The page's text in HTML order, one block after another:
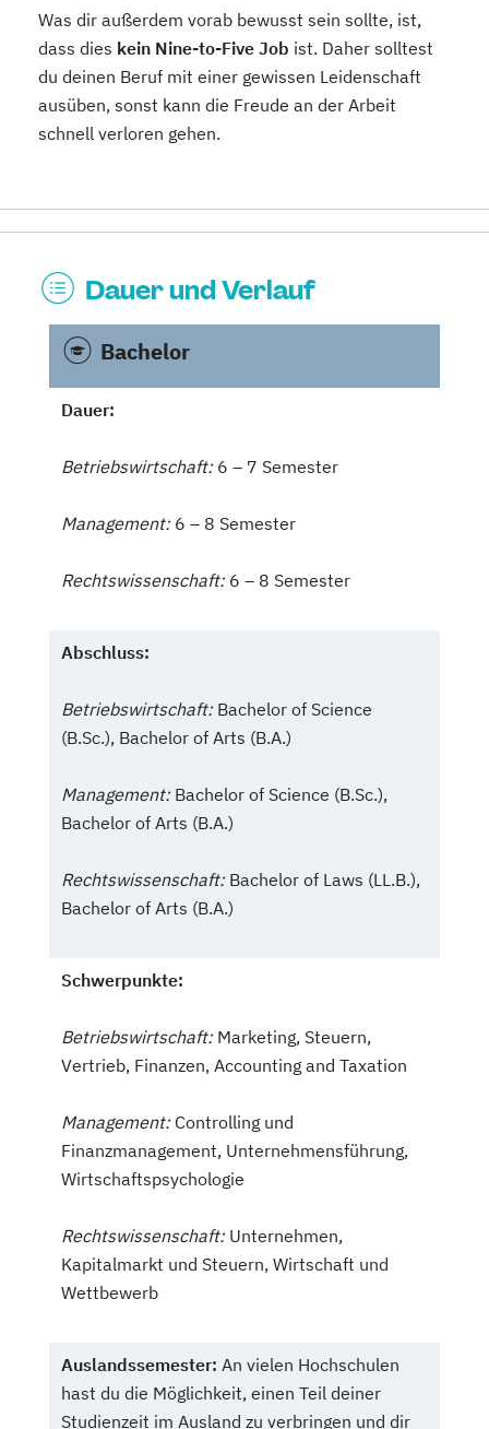
Was dir außerdem vorab bewusst sein sollte, ist,
dass dies kein Nine-to-Five Job ist. Daher solltest
du deinen Beruf mit einer gewissen Leidenschaft
ausüben, sonst kann die Freude an der Arbeit
schnell verloren gehen.
Dauer und Verlauf
Bachelor
Dauer:
Betriebswirtschaft:6 – 7 Semester
Management:6 – 8 Semester
Rechtswissenschaft:6 – 8 Semester
Abschluss:
Betriebswirtschaft:Bachelor of Science
(B.Sc.), Bachelor of Arts (B.A.)
Management:Bachelor of Science (B.Sc.),
Bachelor of Arts (B.A.)
Rechtswissenschaft:Bachelor of Laws (LL.B.),
Bachelor of Arts (B.A.)
Schwerpunkte:
Betriebswirtschaft:Marketing, Steuern,
Vertrieb, Finanzen, Accounting and Taxation
Management: Controlling und
Finanzmanagement, Unternehmensführung,
Wirtschaftspsychologie
Rechtswissenschaft: Unternehmen,
Kapitalmarkt und Steuern, Wirtschaft und
Wettbewerb
Auslandssemester: An vielen Hochschulen
hast du die Möglichkeit, einen Teil deiner
Studienzeit im Ausland zu verbringen und dir